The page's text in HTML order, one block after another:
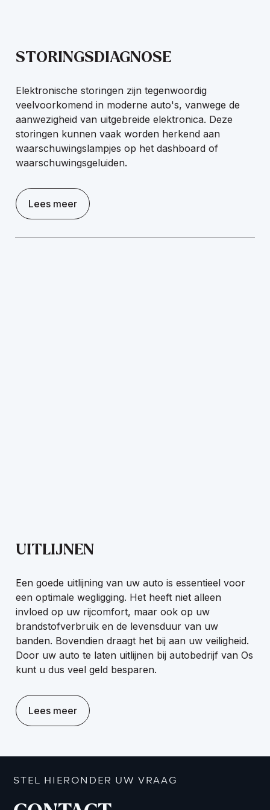
STORINGSDIAGNOSE
Elektronische storingen zijn tegenwoordig
veelvoorkomend in moderne auto's, vanwege de
aanwezigheid van uitgebreide elektronica. Deze
storingen kunnen vaak worden herkend aan
waarschuwingslampjes op het dashboard of
waarschuwingsgeluiden.
Lees meer
UITLIJNEN
Een goede uitlijning van uw auto is essentieel voor
een optimale wegligging. Het heeft niet alleen
invloed op uw rijcomfort, maar ook op uw
brandstofverbruik en de levensduur van uw
banden. Bovendien draagt het bij aan uw veiligheid.
Door uw auto te laten uitlijnen bij autobedrijf van Os
kunt u dus veel geld besparen.
Lees meer
STEL HIERONDER UW VRAAG